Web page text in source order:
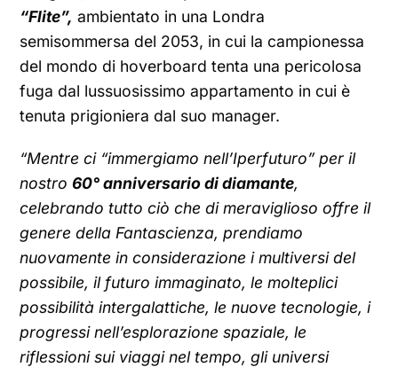
“Flite”, ambientato in una Londra
semisommersa del 2053, in cui la campionessa
del mondo di hoverboard tenta una pericolosa
fuga dal lussuosissimo appartamento in cui è
tenuta prigioniera dal suo manager.
“Mentre ci “immergiamo nell’Iperfuturo” per il
nostro60° anniversario di diamante,
celebrando tutto ciò che di meraviglioso offre il
genere della Fantascienza, prendiamo
nuovamente in considerazione i multiversi del
possibile, il futuro immaginato, le molteplici
possibilità intergalattiche, le nuove tecnologie, i
progressi nell’esplorazione spaziale, le
riflessioni sui viaggi nel tempo, gli universi